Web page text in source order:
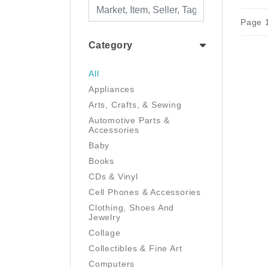
Category
All
Appliances
Arts, Crafts, & Sewing
Automotive Parts &
Accessories
Baby
Books
CDs & Vinyl
Cell Phones & Accessories
Clothing, Shoes And
Jewelry
Collage
Collectibles & Fine Art
Computers
Page